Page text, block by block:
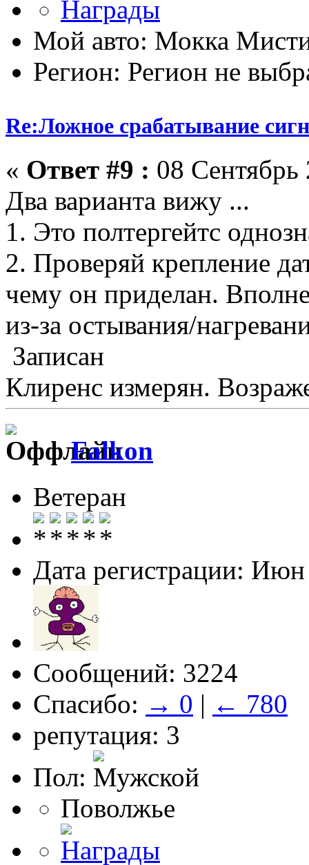
Мой авто: Мокка
Регион: Регион не
Re:Ложное срабатывание
« Ответ #9 : 08
Два варианта вижу ...
1. Это полтергейтс
2. Проверяй крепление
чему он приделан.
из-за остывания/
Записан
Клиренс измерян.
Falkon
Ветеран
Дата регистрации:
Сообщений: 3224
Спасибо: → 0 | ← 780
репутация: 3
Пол:
Поволжье